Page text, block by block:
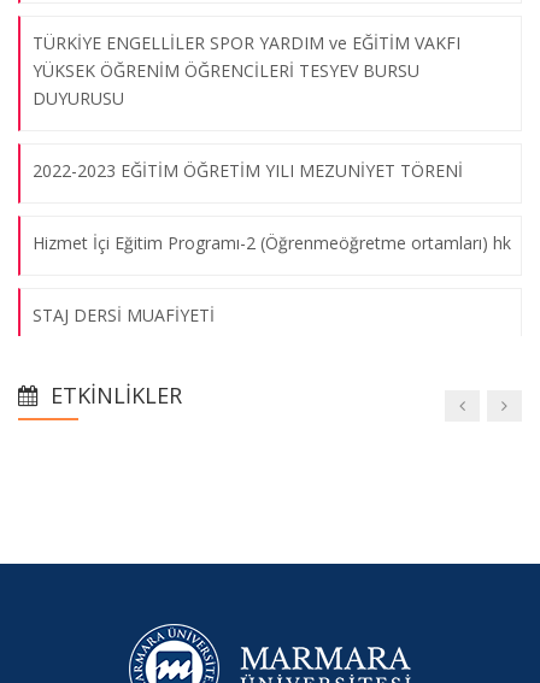
TÜRKİYE ENGELLİLER SPOR YARDIM ve EĞİTİM VAKFI
YÜKSEK ÖĞRENİM ÖĞRENCİLERİ TESYEV BURSU
DUYURUSU
2022-2023 EĞİTİM ÖĞRETİM YILI MEZUNİYET TÖRENİ
Hizmet İçi Eğitim Programı-2 (Öğrenmeöğretme ortamları) hk
STAJ DERSİ MUAFİYETİ
Görme Engelli Bireylere Katiplik Meslek Eğitimi Programı
Başladı
MARMARA ÜNİVERSİTESİ 07.10.2020 TARİHLİ
ETKINLIKLER